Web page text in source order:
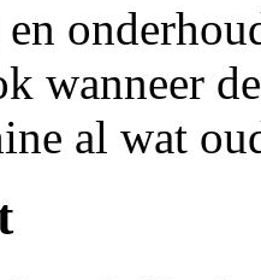
en
wanneer
al wat